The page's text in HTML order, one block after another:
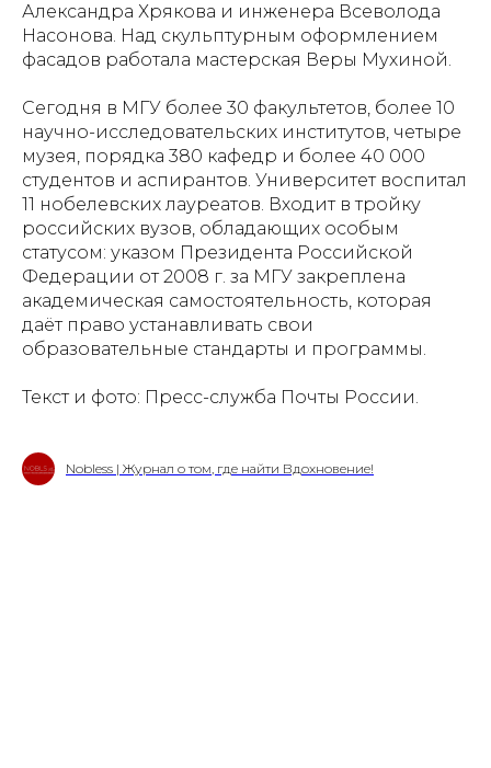
Александра Хрякова и инженера Всеволода
Насонова. Над скульптурным оформлением
фасадов работала мастерская Веры Мухиной.
Сегодня в МГУ более 30 факультетов, более 10
научно-исследовательских институтов, четыре
музея, порядка 380 кафедр и более 40 000
студентов и аспирантов. Университет воспитал
11 нобелевских лауреатов. Входит в тройку
российских вузов, обладающих особым
статусом: указом Президента Российской
Федерации от 2008 г. за МГУ закреплена
академическая самостоятельность, которая
даёт право устанавливать свои
образовательные стандарты и программы.
Текст и фото: Пресс-служба Почты России.
Nobless | Журнал о том, где найти Вдохновение!